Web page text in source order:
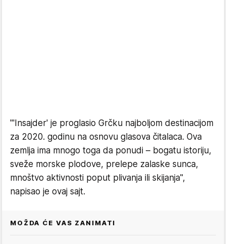
"'Insajder' je proglasio Grčku najboljom destinacijom
za 2020. godinu na osnovu glasova čitalaca. Ova
zemlja ima mnogo toga da ponudi – bogatu istoriju,
sveže morske plodove, prelepe zalaske sunca,
mnoštvo aktivnosti poput plivanja ili skijanja",
napisao je ovaj sajt.
MOŽDA ĆE VAS ZANIMATI